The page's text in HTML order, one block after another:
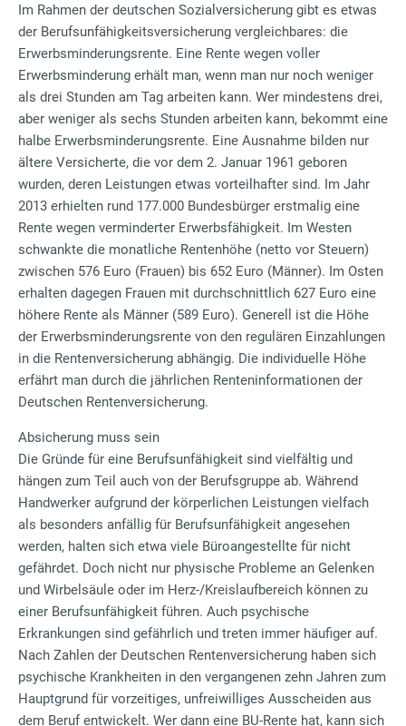
Im Rahmen der deutschen Sozialversicherung gibt es etwas
der Berufsunfähigkeitsversicherung vergleichbares: die
Erwerbsminderungsrente. Eine Rente wegen voller
Erwerbsminderung erhält man, wenn man nur noch weniger
als drei Stunden am Tag arbeiten kann. Wer mindestens drei,
aber weniger als sechs Stunden arbeiten kann, bekommt eine
halbe Erwerbsminderungsrente. Eine Ausnahme bilden nur
ältere Versicherte, die vor dem 2. Januar 1961 geboren
wurden, deren Leistungen etwas vorteilhafter sind. Im Jahr
2013 erhielten rund 177.000 Bundesbürger erstmalig eine
Rente wegen verminderter Erwerbsfähigkeit. Im Westen
schwankte die monatliche Rentenhöhe (netto vor Steuern)
zwischen 576 Euro (Frauen) bis 652 Euro (Männer). Im Osten
erhalten dagegen Frauen mit durchschnittlich 627 Euro eine
höhere Rente als Männer (589 Euro). Generell ist die Höhe
der Erwerbsminderungsrente von den regulären Einzahlungen
in die Rentenversicherung abhängig. Die individuelle Höhe
erfährt man durch die jährlichen Renteninformationen der
Deutschen Rentenversicherung.
Absicherung muss sein
Die Gründe für eine Berufsunfähigkeit sind vielfältig und
hängen zum Teil auch von der Berufsgruppe ab. Während
Handwerker aufgrund der körperlichen Leistungen vielfach
als besonders anfällig für Berufsunfähigkeit angesehen
werden, halten sich etwa viele Büroangestellte für nicht
gefährdet. Doch nicht nur physische Probleme an Gelenken
und Wirbelsäule oder im Herz-/Kreislaufbereich können zu
einer Berufsunfähigkeit führen. Auch psychische
Erkrankungen sind gefährlich und treten immer häufiger auf.
Nach Zahlen der Deutschen Rentenversicherung haben sich
psychische Krankheiten in den vergangenen zehn Jahren zum
Hauptgrund für vorzeitiges, unfreiwilliges Ausscheiden aus
dem Beruf entwickelt. Wer dann eine BU-Rente hat, kann sich